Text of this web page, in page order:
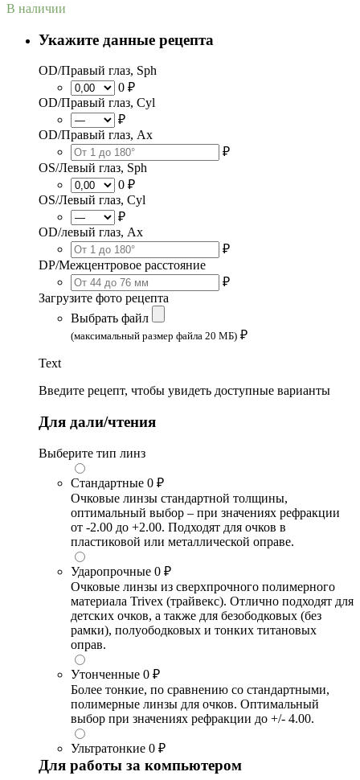
В наличии
Укажите данные рецепта
OD/Правый глаз, Sph
0 ₽
OD/Правый глаз, Cyl
₽
OD/Правый глаз, Ax
₽
OS/Левый глаз, Sph
0 ₽
OS/Левый глаз, Cyl
₽
OD/левый глаз, Ax
₽
DP/Межцентровое расстояние
₽
Загрузите фото рецепта
Выбрать файл
(максимальный размер файла 20 МБ) ₽
Text
Введите рецепт, чтобы увидеть доступные варианты
Для дали/чтения
Выберите тип линз
Стандартные 0 ₽
Очковые линзы стандартной толщины,
оптимальный выбор – при значениях рефракции
от -2.00 до +2.00. Подходят для очков в
пластиковой или металлической оправе.
Ударопрочные 0 ₽
Очковые линзы из сверхпрочного полимерного
материала Trivex (трайвекс). Отлично подходят для
детских очков, а также для безободковых (без
рамки), полуободковых и тонких титановых
оправ.
Утонченные 0 ₽
Более тонкие, по сравнению со стандартными,
полимерные линзы для очков. Оптимальный
выбор при значениях рефракции до +/- 4.00.
Ультратонкие 0 ₽
Для работы за компьютером